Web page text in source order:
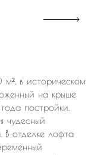
в историческом
на крыше
постройки.
чудесный
отделке лофта